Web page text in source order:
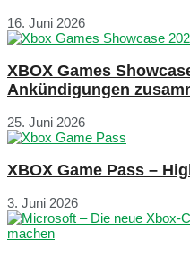
16. Juni 2026
XBOX Games
Ankündigungen
25. Juni 2026
XBOX Game Pass –
3. Juni 2026